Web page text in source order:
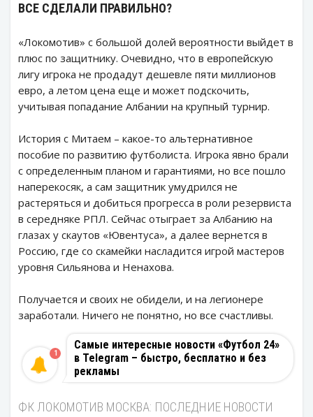
ВСЕ СДЕЛАЛИ ПРАВИЛЬНО?
«Локомотив» с большой долей вероятности выйдет в
плюс по защитнику. Очевидно, что в европейскую
лигу игрока не продадут дешевле пяти миллионов
евро, а летом цена еще и может подскочить,
учитывая попадание Албании на крупный турнир.
История с Митаем – какое-то альтернативное
пособие по развитию футболиста. Игрока явно брали
с определенным планом и гарантиями, но все пошло
наперекосяк, а сам защитник умудрился не
растеряться и добиться прогресса в роли резервиста
в середняке РПЛ. Сейчас отыграет за Албанию на
глазах у скаутов «Ювентуса», а далее вернется в
Россию, где со скамейки насладится игрой мастеров
уровня Сильянова и Ненахова.
Получается и своих не обидели, и на легионере
заработали. Ничего не понятно, но все счастливы.
Самые интересные новости «Футбол 24»
в Telegram – быстро, бесплатно и без
рекламы
1
ФК ЛОКОМОТИВ МОСКВА: ПОСЛЕДНИЕ НОВОСТИ